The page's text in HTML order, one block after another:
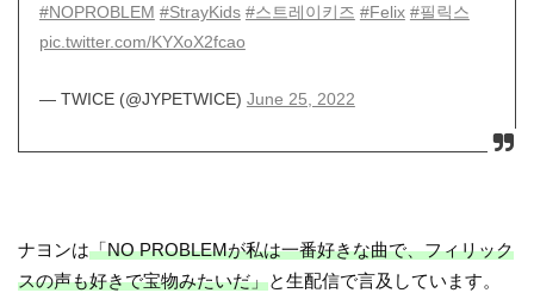
#NOPROBLEM #StrayKids #스트레이키즈 #Felix #필릭스
pic.twitter.com/KYXoX2fcao
— TWICE (@JYPETWICE) June 25, 2022
ナヨンは「NO PROBLEMが私は一番好きな曲で、フィリック
スの声も好きで宝物みたいだ」と生配信で言及しています。